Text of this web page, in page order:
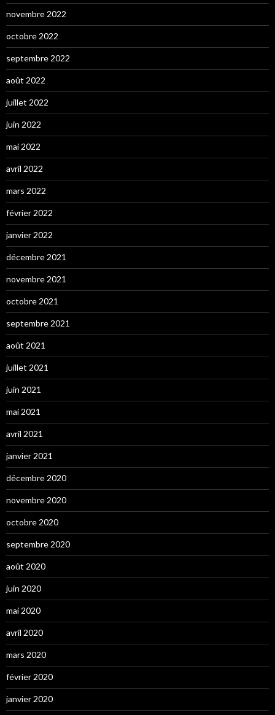
novembre 2022
octobre 2022
septembre 2022
août 2022
juillet 2022
juin 2022
mai 2022
avril 2022
mars 2022
février 2022
janvier 2022
décembre 2021
novembre 2021
octobre 2021
septembre 2021
août 2021
juillet 2021
juin 2021
mai 2021
avril 2021
janvier 2021
décembre 2020
novembre 2020
octobre 2020
septembre 2020
août 2020
juin 2020
mai 2020
avril 2020
mars 2020
février 2020
janvier 2020